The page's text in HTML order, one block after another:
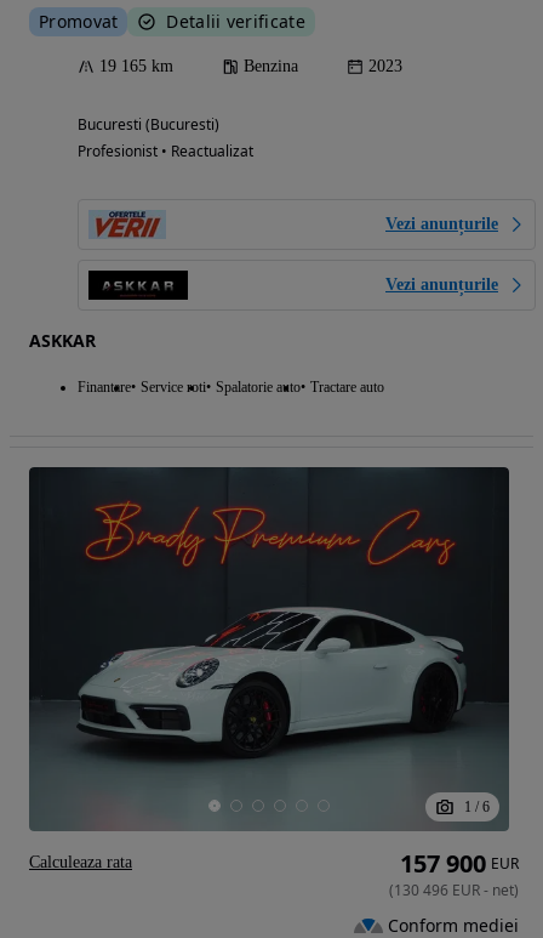
Promovat Detalii verificate
19 165 km Benzina 2023
Bucuresti (Bucuresti)
Profesionist • Reactualizat
Vezi anunțurile
Vezi anunțurile
ASKKAR
Finantare Service roti Spalatorie auto Tractare auto
1 / 6
157 900 EUR
(130 496 EUR- net)
Conform mediei
Calculeaza rata